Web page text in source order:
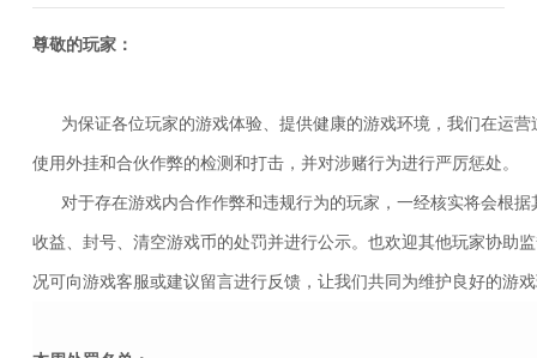
兑换奖品
在线反馈
封禁公告
尊敬的玩家：
为保证各位玩家的游戏体验、提供健康的游戏环境，我们在运
使用外挂和合伙作弊的检测和打击，并对涉赌行为进行严厉惩处。
对于存在游戏内合作作弊和违规行为的玩家，一经核实将会根据
收益、封号、清空游戏币的处罚并进行公示。也欢迎其他玩家协助
况可向游戏客服或建议留言进行反馈，让我们共同为维护良好的游